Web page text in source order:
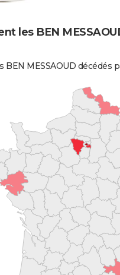
les BEN
BEN MESSAOUD décédés